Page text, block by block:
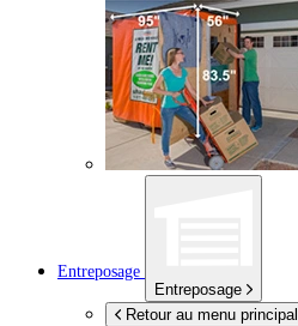
Entreposage
Entreposage
Retour au menu principal